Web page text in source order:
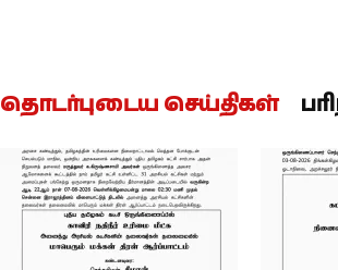
தொடர்புடைய செய்திகள்